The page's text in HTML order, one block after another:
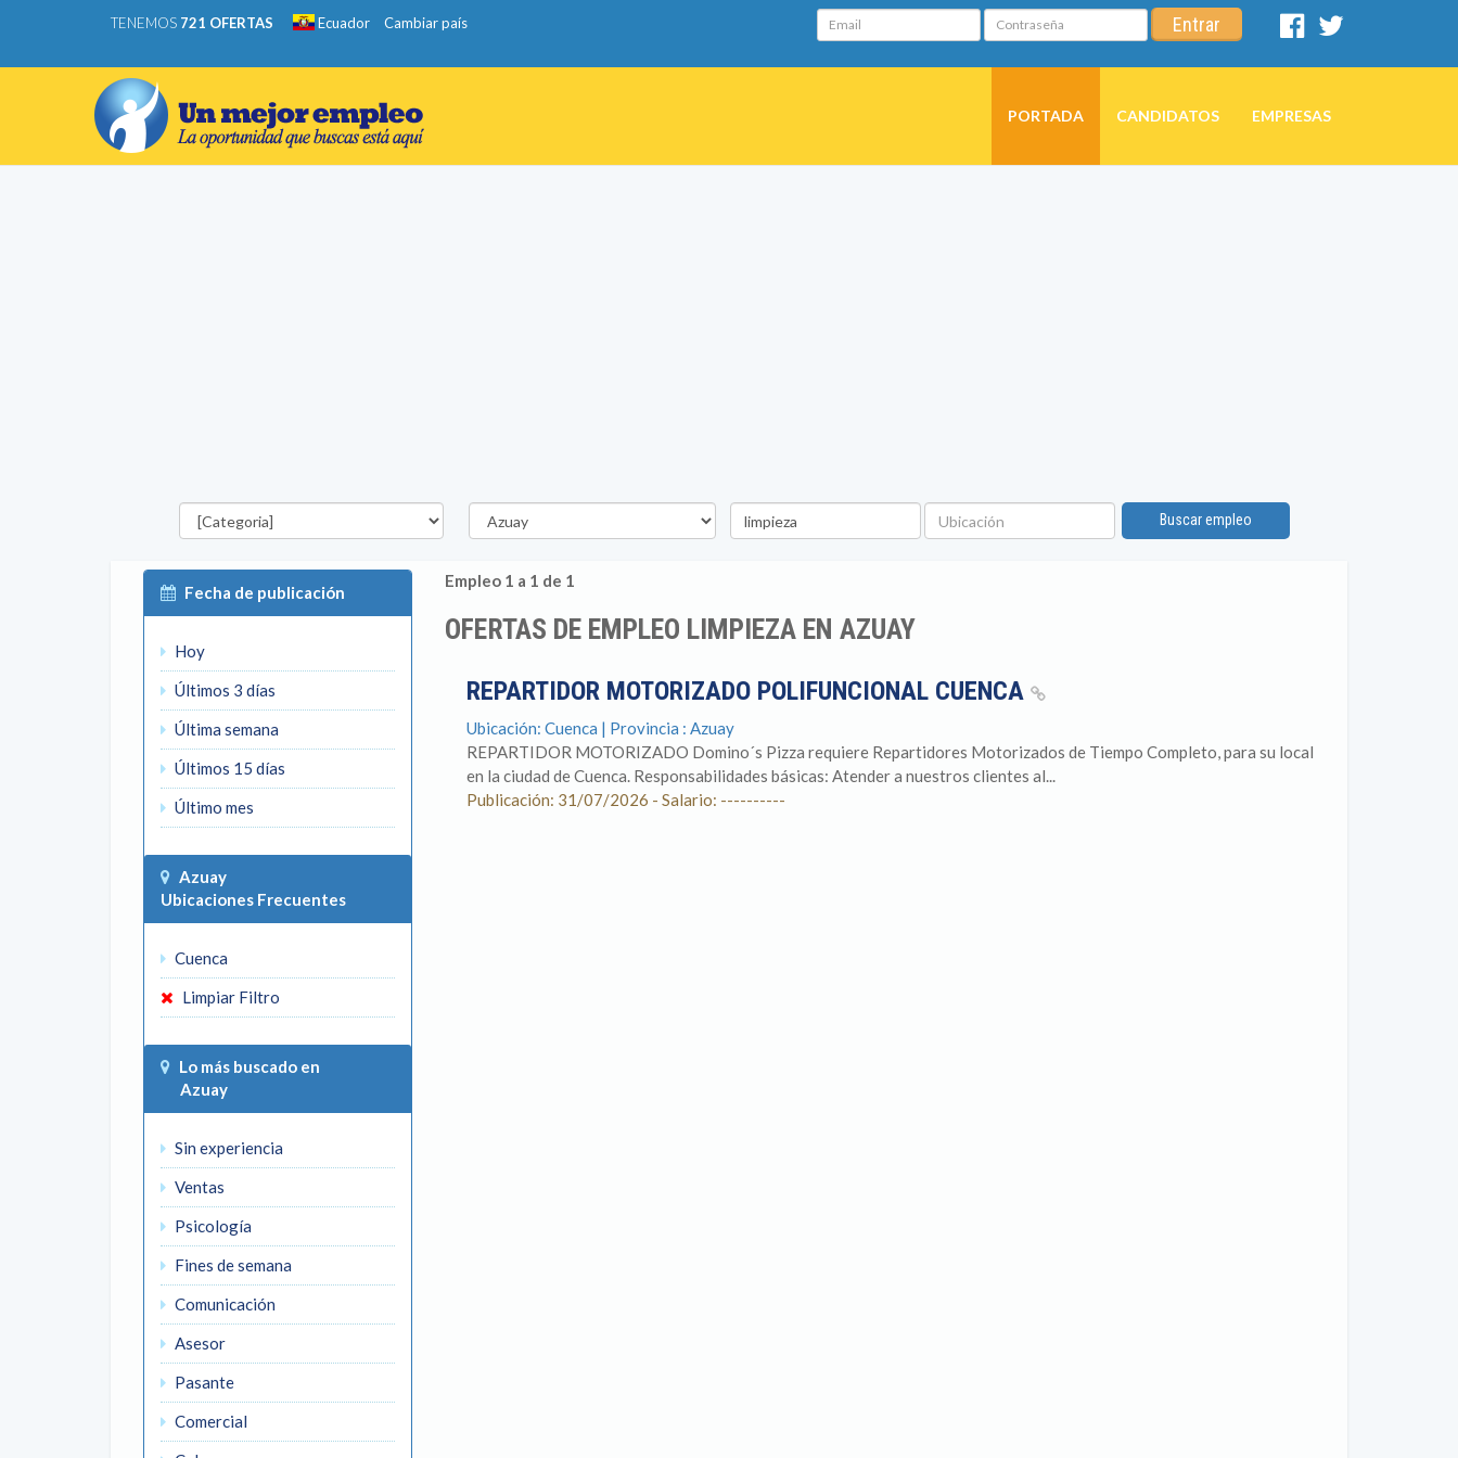
TENEMOS 721 OFERTAS Ecuador Cambiar país Email Contraseña Entrar
Facebook
PORTADA CANDIDATOS EMPRESAS
Categorías Provincia
Palabra
clave
Ubicación
Buscar empleo
Fecha de publicación
Hoy
Últimos 3 días
Última semana
Últimos 15 días
Último mes
Azuay
Ubicaciones Frecuentes
Cuenca
Limpiar Filtro
Lo más buscado en
Azuay
Sin experiencia
Ventas
Psicología
Fines de semana
Comunicación
Asesor
Pasante
Comercial
Empleo 1 a 1 de 1
OFERTAS DE EMPLEO LIMPIEZA EN AZUAY
REPARTIDOR MOTORIZADO POLIFUNCIONAL CUENCA
Ubicación: Cuenca | Provincia : Azuay
REPARTIDOR MOTORIZADO Domino´s Pizza requiere Repartidores Motorizados de Tiempo Completo, para su local
en la ciudad de Cuenca. Responsabilidades básicas: Atender a nuestros clientes al...
Publicación: 31/07/2026 - Salario: ----------